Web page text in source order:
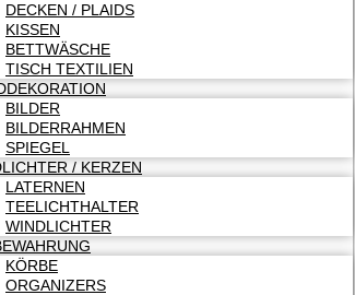
DECKEN / PLAIDS
KISSEN
BETTWÄSCHE
TISCH TEXTILIEN
BILDER
BILDERRAHMEN
SPIEGEL
/ KERZEN
LATERNEN
TEELICHTHALTER
WINDLICHTER
KÖRBE
ORGANIZERS